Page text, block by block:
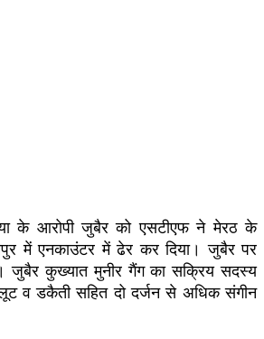
के आरोपी जुबैर को एसटीएफ ने मेरठ के
में एनकाउंटर में ढेर कर दिया। जुबैर पर
जुबैर कुख्यात मुनीर गैंग का सक्रिय सदस्य
व डकैती सहित दो दर्जन से अधिक संगीन